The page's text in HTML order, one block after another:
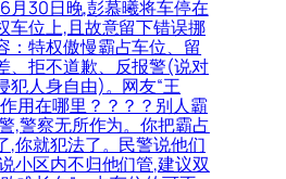
月30日晚,彭慕曦将车停在
车位上,且故意留下错误挪
：特权傲慢霸占车位、留
、拒不道歉、反报警(说对
犯人身自由)。网友“王
用在哪里？？？？别人霸
,警察无所作为。你把霸占
,你就犯法了。民警说他们
小区内不归他们管,建议双